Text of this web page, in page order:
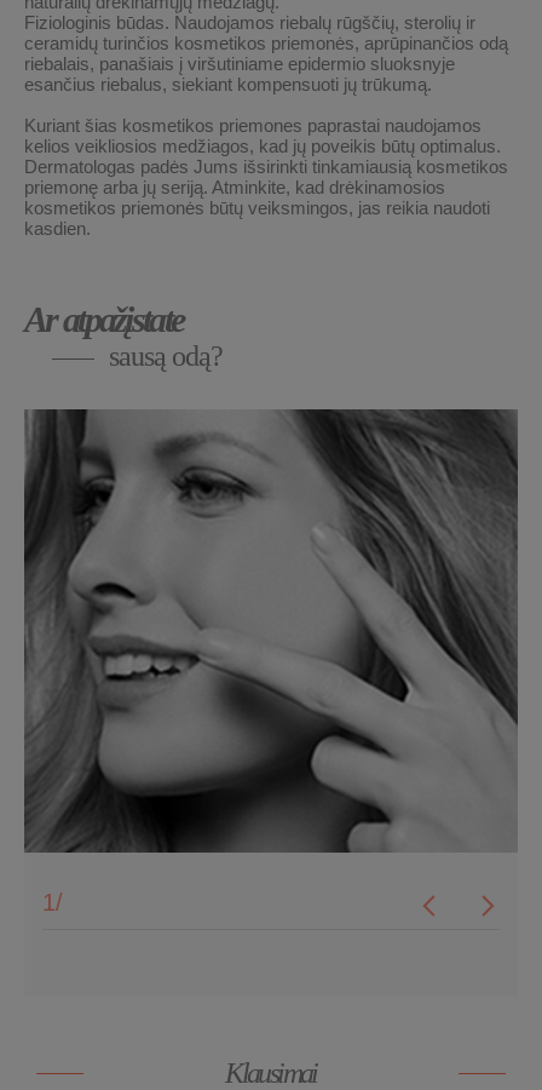
Fiziologinis būdas. Naudojamos riebalų rūgščių, sterolių ir
ceramidų turinčios kosmetikos priemonės, aprūpinančios odą
riebalais, panašiais į viršutiniame epidermio sluoksnyje
esančius riebalus, siekiant kompensuoti jų trūkumą.
Kuriant šias kosmetikos priemones paprastai naudojamos
kelios veikliosios medžiagos, kad jų poveikis būtų optimalus.
Dermatologas padės Jums išsirinkti tinkamiausią kosmetikos
priemonę arba jų seriją. Atminkite, kad drėkinamosios
kosmetikos priemonės būtų veiksmingos, jas reikia naudoti
kasdien.
1/
Ar atpažįstate
sausą odą?
Klausimai